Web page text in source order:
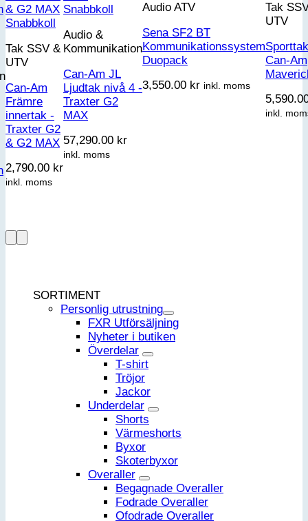
Snabbkoll
Tak SSV &
UTV
Can-Am
Främre
innertak -
Traxter G2
& G2 MAX
2,790.00 kr
inkl. moms
Snabbkoll
Audio &
Kommunikation
Can-Am JL
Ljudtak nivå 4 -
Traxter G2
MAX
57,290.00 kr
inkl. moms
Audio ATV
Sena SF2 BT
Kommunikationssystem
Duopack
3,550.00 kr inkl. moms
Tak
UTV
Sporttak
Can-Am
inkl.
SORTIMENT
Personlig utrustning
FXR Utförsäljning
Nyheter i butiken
Överdelar
T-shirt
Tröjor
Jackor
Underdelar
Shorts
Värmeshorts
Byxor
Skoterbyxor
Overaller
Begagnade Overaller
Fodrade Overaller
Ofodrade Overaller